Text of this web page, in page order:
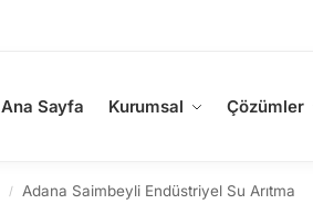
Ana Sayfa Kurumsal Çözümler
/ Adana Saimbeyli Endüstriyel Su Arıtma